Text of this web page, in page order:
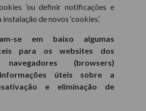
’ou definir notificações e
de novos ‘cookies’.
se em baixo algumas
para os websites dos
navegadores (browsers)
úteis sobre a
e eliminação de